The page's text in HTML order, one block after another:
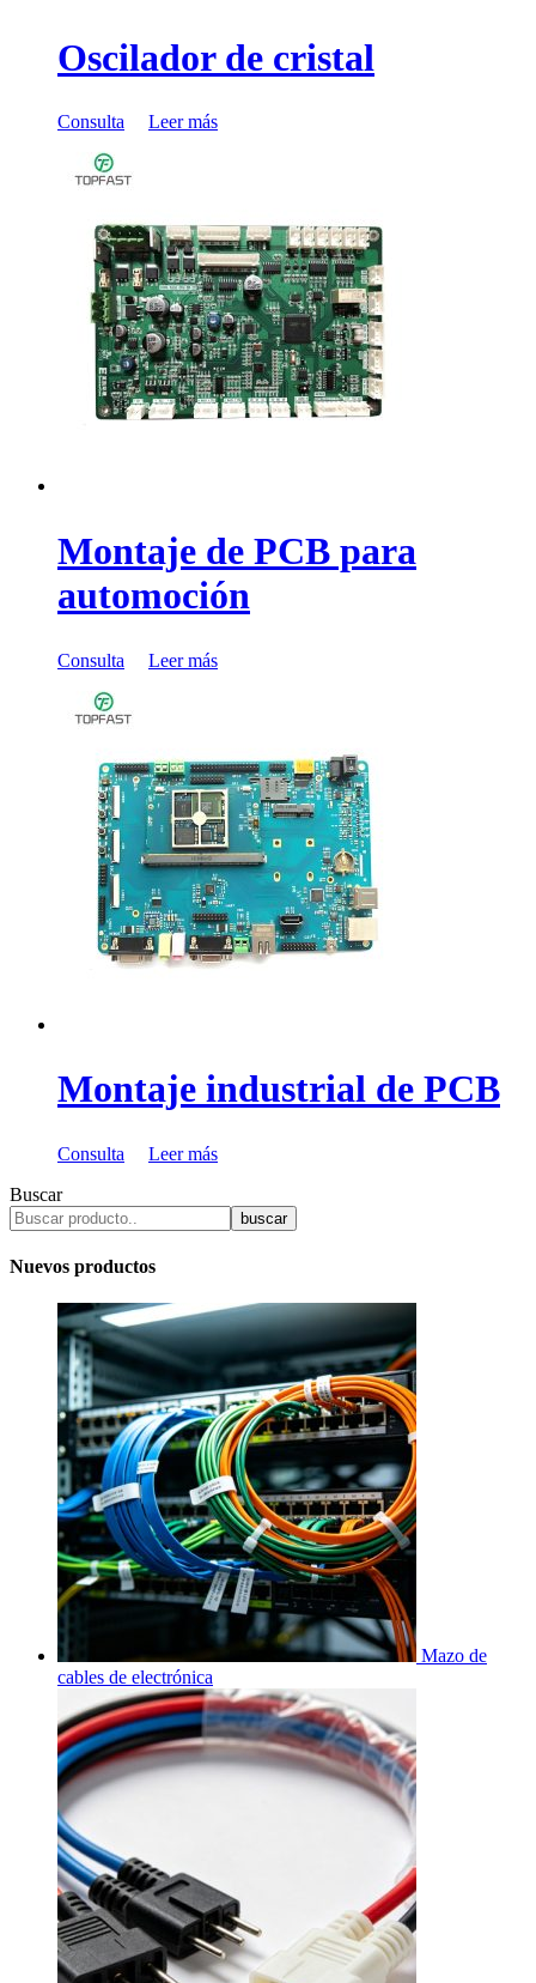
Oscilador de cristal
Consulta Leer más
Montaje de PCB para
automoción
Consulta Leer más
Montaje industrial de PCB
Consulta
Leer más
Buscar
buscar
Nuevos productos
Mazo de
cables de electrónica